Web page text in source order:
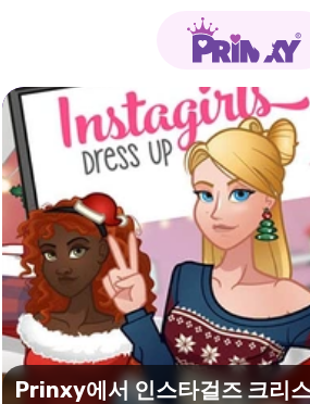
Prinxy에서 인스타걸즈 크리